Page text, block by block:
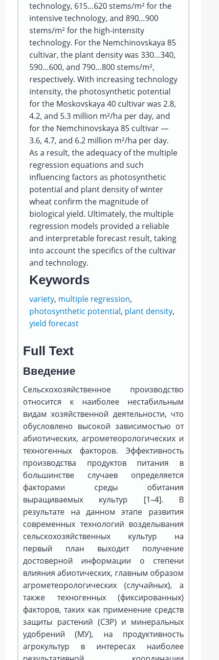
technology, 615…620 stems/m² for the
intensive technology, and 890…900
stems/m² for the high-intensity
technology. For the Nemchinovskaya 85
cultivar, the plant density was 330…340,
590…600, and 790…800 stems/m²,
respectively. With increasing technology
intensity, the photosynthetic potential
for the Moskovskaya 40 cultivar was 2.8,
4.2, and 5.3 million m²/ha per day, and
for the Nemchinovskaya 85 cultivar —
3.6, 4.7, and 6.2 million m²/ha per day.
As a result, the adequacy of the multiple
regression equations and such
influencing factors as photosynthetic
potential and plant density of winter
wheat confirm the magnitude of
biological yield. Ultimately, the multiple
regression models provided a reliable
and interpretable forecast result, taking
into account the specifics of the cultivar
and technology.
Keywords
variety, multiple regression,
photosynthetic potential, plant density,
yield forecast
Full Text
Введение
Сельскохозяйственное производство
относится к наиболее нестабильным
видам хозяйственной деятельности, что
обусловлено высокой зависимостью от
абиотических, агрометеорологических и
техногенных факторов. Эффективность
производства продуктов питания в
большинстве случаев определяется
факторами среды обитания
выращиваемых культур [1–4]. В
результате на данном этапе развития
современных технологий возделывания
сельскохозяйственных культур на
первый план выходит получение
достоверной информации о степени
влияния абиотических, главным образом
агрометеорологических (случайных), а
также техногенных (фиксированных)
факторов, таких как применение средств
защиты растений (СЗР) и минеральных
удобрений (МУ), на продуктивность
агрокультур в интересах наиболее